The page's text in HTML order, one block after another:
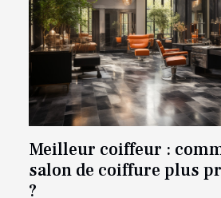
Meilleur coiffeur :
salon de coiffure plus
?